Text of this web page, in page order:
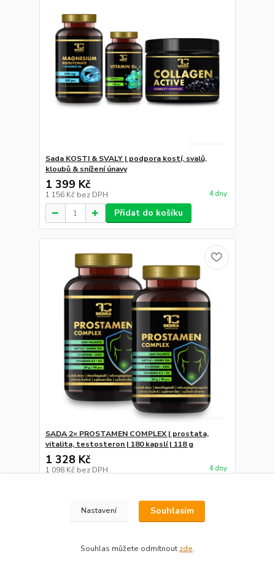
Sada KOSTI & SVALY | podpora kostí, svalů,
kloubů & snížení únavy
1 399 Kč
1 156 Kč bez DPH 4 dny
Přidat do košíku
SADA 2× PROSTAMEN COMPLEX | prostata,
vitalita, testosteron | 180 kapslí | 118 g
1 328 Kč
1 098 Kč bez DPH 4 dny
Nastavení Souhlasím
Souhlas můžete odmítnout zde.